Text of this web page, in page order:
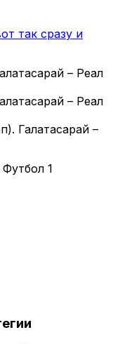
так сразу и
– Реал
– Реал
Галатасарай –
1